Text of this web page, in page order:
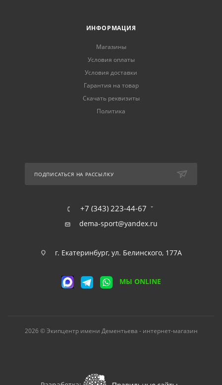
ИНФОРМАЦИЯ
Магазины
Условия оплаты
Условия доставки
Гарантия на товар
Скачать реквизиты
Политика
ПОДПИСАТЬСЯ НА РАССЫЛКУ
+7 (343) 223-44-67
dema-sport@yandex.ru
г. Екатеринбург, ул. Белинского, 177А
МЫ ONLINE
2026 © Экипцентр имени Дементьева - интернет-магазин